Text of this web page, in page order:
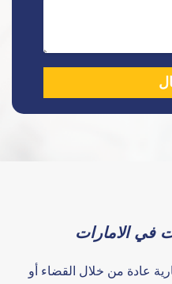
في الامارات
عادة من خلال القضاء أو